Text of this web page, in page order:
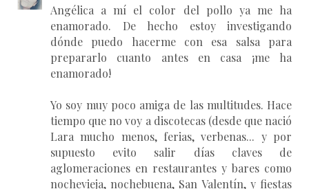
Angélica a mí el color del pollo ya me ha
enamorado. De hecho estoy investigando
dónde puedo hacerme con esa salsa para
prepararlo cuanto antes en casa ¡me ha
enamorado!
Yo soy muy poco amiga de las multitudes. Hace
tiempo que no voy a discotecas (desde que nació
Lara mucho menos, ferias, verbenas... y por
supuesto evito salir días claves de
aglomeraciones en restaurantes y bares como
nochevieja, nochebuena, San Valentín, y fiestas